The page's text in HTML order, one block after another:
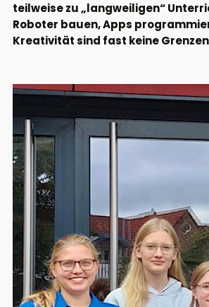
teilweise zu „langweiligen“
Roboter bauen, Apps
Kreativität sind fast keine